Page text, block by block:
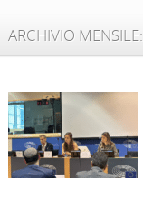
ARCHIVIO MENSILE: